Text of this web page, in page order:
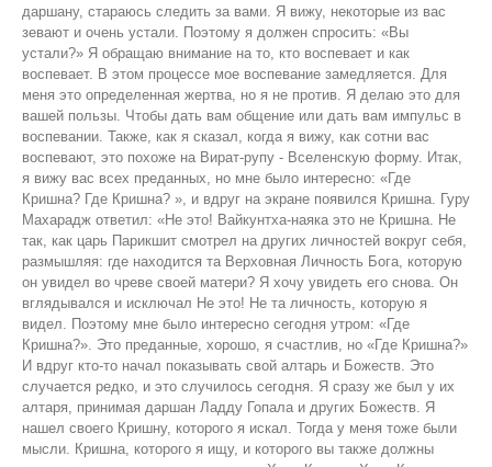
даршану, стараюсь следить за вами. Я вижу, некоторые из вас
зевают и очень устали. Поэтому я должен спросить: «Вы
устали?» Я обращаю внимание на то, кто воспевает и как
воспевает. В этом процессе мое воспевание замедляется. Для
меня это определенная жертва, но я не против. Я делаю это для
вашей пользы. Чтобы дать вам общение или дать вам импульс в
воспевании. Также, как я сказал, когда я вижу, как сотни вас
воспевают, это похоже на Вират-рупу - Вселенскую форму. Итак,
я вижу вас всех преданных, но мне было интересно: «Где
Кришна? Где Кришна? », и вдруг на экране появился Кришна. Гуру
Махарадж ответил: «Не это! Вайкунтха-наяка это не Кришна. Не
так, как царь Парикшит смотрел на других личностей вокруг себя,
размышляя: где находится та Верховная Личность Бога, которую
он увидел во чреве своей матери? Я хочу увидеть его снова. Он
вглядывался и исключал Не это! Не та личность, которую я
видел. Поэтому мне было интересно сегодня утром: «Где
Кришна?». Это преданные, хорошо, я счастлив, но «Где Кришна?»
И вдруг кто-то начал показывать свой алтарь и Божеств. Это
случается редко, и это случилось сегодня. Я сразу же был у их
алтаря, принимая даршан Ладду Гопала и других Божеств. Я
нашел своего Кришну, которого я искал. Тогда у меня тоже были
мысли. Кришна, которого я ищу, и которого вы также должны